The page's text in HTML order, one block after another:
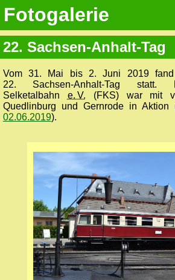
Fotogalerie
22. Sachsen-Anhalt-Tag
Vom 31. Mai bis 2. Juni 2019
22. Sachsen-Anhalt-Tag statt.
Selketalbahn e. V. (FKS) war mit
Quedlinburg und Gernrode in Aktion
02.06.2019).